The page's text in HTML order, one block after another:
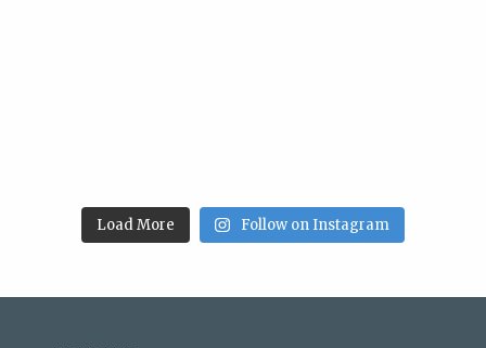
Load More Follow on Instagram